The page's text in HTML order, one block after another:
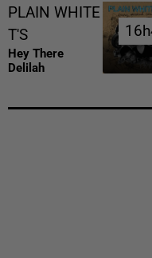
PLAIN WHITE
T'S
Hey There
Delilah